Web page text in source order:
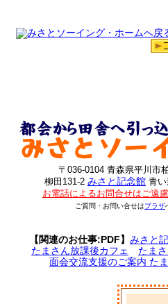
〒036-0104 青森県平川市
柳田131-2 みさと記念館 青
お電話によるお問合せはご遠
ご質問・お問い合せはプラザ
【関連のお仕事:PDF】みさと
たまさん放課後カフェ
たま
面会交流支援のご案内 た